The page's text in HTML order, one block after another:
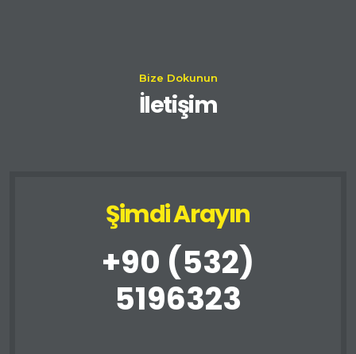
Bize Dokunun
İletişim
Şimdi Arayın
+90 (532)
5196323